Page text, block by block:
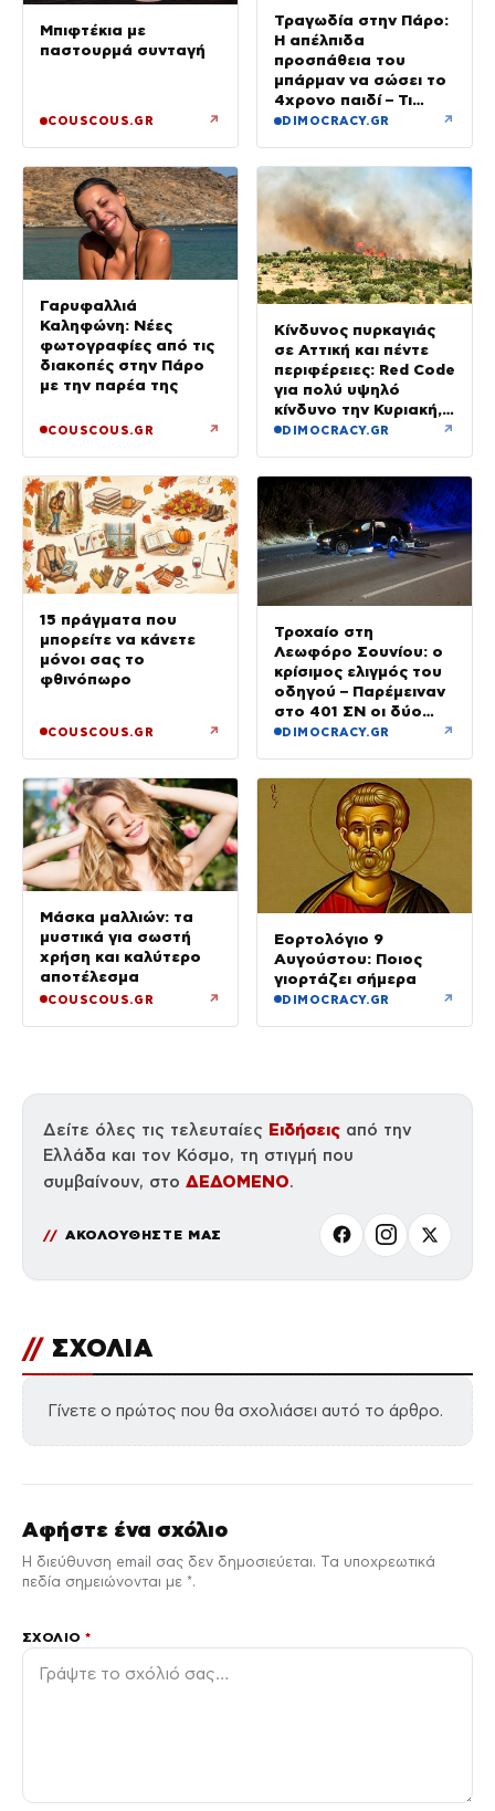
Μπιφτέκια με
παστουρμά συνταγή
COUSCOUS.GR ↗
Τραγωδία στην Πάρο:
Η απέλπιδα
προσπάθεια του
μπάρμαν να σώσει το
4χρονο παιδί – Τι
ερευνούν οι αρχές
DIMOCRACY.GR ↗
Γαρυφαλλιά
Καληφώνη: Νέες
φωτογραφίες από τις
διακοπές στην Πάρο
με την παρέα της
COUSCOUS.GR ↗
Κίνδυνος πυρκαγιάς
σε Αττική και πέντε
περιφέρειες: Red Code
για πολύ υψηλό
κίνδυνο την Κυριακή,
με μελτέμια έως 8
DIMOCRACY.GR ↗
15 πράγματα που
μπορείτε να κάνετε
μόνοι σας το
φθινόπωρο
COUSCOUS.GR ↗
Τροχαίο στη
Λεωφόρο Σουνίου: ο
κρίσιμος ελιγμός του
οδηγού – Παρέμειναν
στο 401 ΣΝ οι δύο
αστυνομικοί
DIMOCRACY.GR ↗
Μάσκα μαλλιών: τα
μυστικά για σωστή
χρήση και καλύτερο
αποτέλεσμα
COUSCOUS.GR ↗
Εορτολόγιο 9
Αυγούστου: Ποιος
γιορτάζει σήμερα
DIMOCRACY.GR ↗
Δείτε όλες τις τελευταίες Ειδήσεις από την
Ελλάδα και τον Κόσμο, τη στιγμή που
συμβαίνουν, στο ΔΕΔΟΜΕΝΟ.
ΑΚΟΛΟΥΘΗΣΤΕ ΜΑΣ
// ΣΧΟΛΙΑ
Γίνετε ο πρώτος που θα σχολιάσει αυτό το άρθρο.
Αφήστε ένα σχόλιο
Η διεύθυνση email σας δεν δημοσιεύεται. Τα υποχρεωτικά
πεδία σημειώνονται με *.
ΣΧΌΛΙΟ*